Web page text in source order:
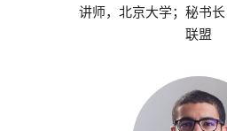
讲师，北京大学；秘书
联盟